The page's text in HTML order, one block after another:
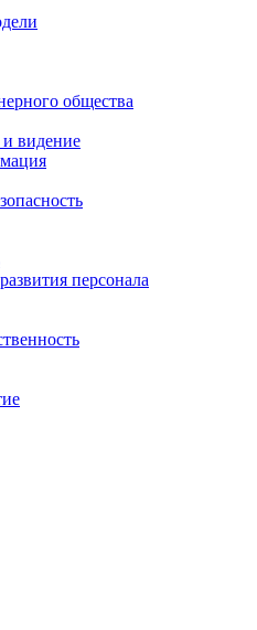
общества
видение
персонала